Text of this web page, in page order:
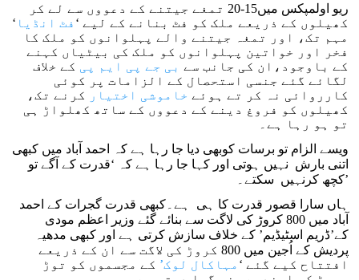
ریو اولمپکس میں15-20 تمغے جیتنے کے دعووں سے لے کر
کھیلوں کے ذریعے ملک کو فٹ بنانے کے لیے ‘ فٹ انڈیا ‘
مہم تک، اور تمغہ جیتنے والے پہلوانوں کو ملک کا
فخر اور خواتین پہلوانوں کو ملک کی بیٹیاں کہنے
کے باوجود،ان کی جانب سے بی جے پی ایم پی کے خلاف
لگائے گئے جنسی استحصال کے الزامات پر کوئی
کارروائی نہ کر تے ہوئے خاموشی اختیار کرنے تک،
کھیلوں کو فروغ دینے کے دعووں کے ساتھ کھلواڑ ہی
تو ہو رہا ہے۔
ویسے الزام تو برسات کوبھی دیا جا رہا ہے کہ احمد آباد میں کبھی
اتنی بارش نہیں ہوتی اور کہا جا رہا ہے کہ ‘قدرت کے آگے تو
کچھ کرنہیں سکتے۔’
ہاں سارا قصور قدرت کا ہی ہے۔کبھی قدرت گجرات کے احمد
آباد میں 800 کروڑ کی لاگت سے بنائے گئے وزیر اعظم مودی
کے’ڈریم اسٹیڈیم’ کے خلاف سازش کرتی ہے اور کبھی مدھیہ
پردیش کے اُجین میں 800 کروڑ کی لاگت سے ان کے ذریعے
افتتاح کیے گئے ‘ مہاکال لوک’ کے مجسموں کو توڑ